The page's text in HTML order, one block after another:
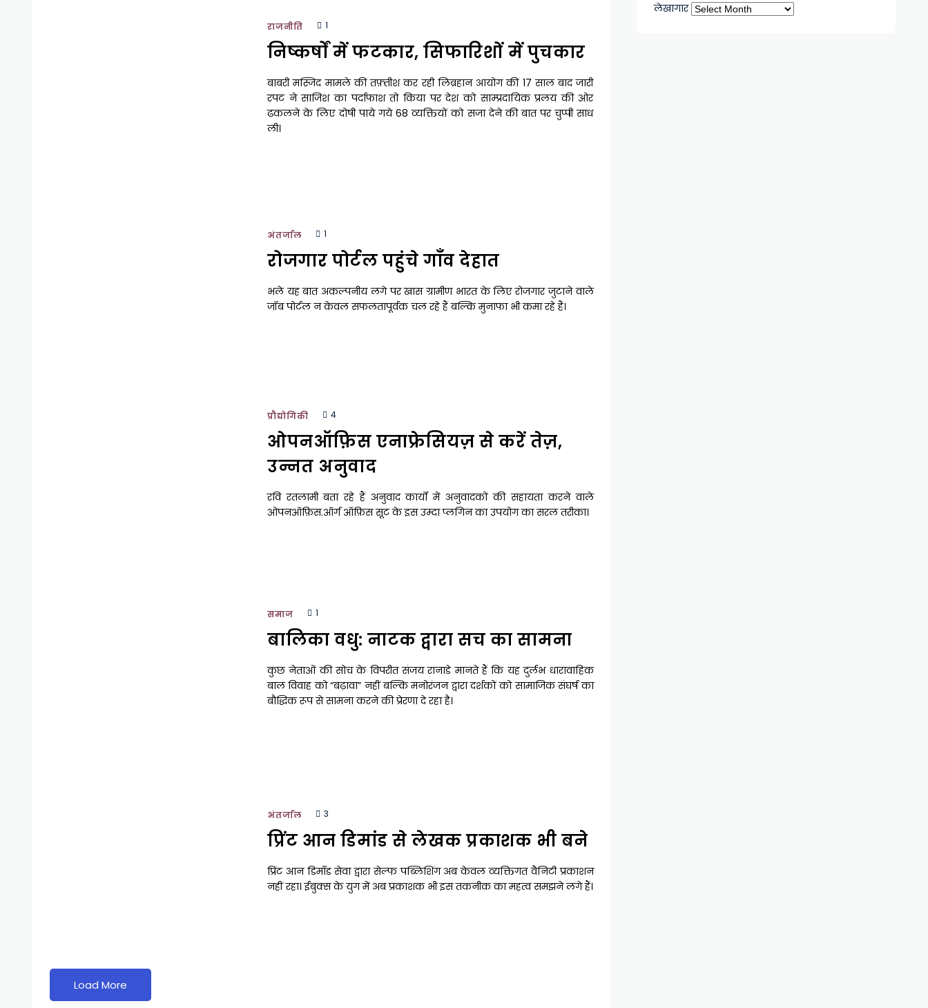
राजनीति 1
निष्कर्षों में फटकार, सिफारिशों में पुचकार
बाबरी मस्जिद मामले की तफ़्तीश कर रही लिब्रहान आयोग की 17 साल बाद जारी
रपट ने साजिश का पर्दाफाश तो किया पर देश को साम्प्रदायिक प्रलय की ओर
ढकलने के लिए दोषी पाये गये 68 व्यक्तियों को सजा देने की बात पर चुप्पी साध
ली।
अंतर्जाल 1
रोजगार पोर्टल पहुंचे गाँव देहात
भले यह बात अकल्पनीय लगे पर खास ग्रामीण भारत के लिए रोजगार जुटाने वाले
जॉब पोर्टल न केवल सफलतापूर्वक चल रहे हैं बल्कि मुनाफा भी कमा रहे हैं।
प्रौद्योगिकी 4
ओपनऑफ़िस एनाफ्रेसियज़ से करें तेज़,
उन्नत अनुवाद
रवि रतलामी बता रहे हैं अनुवाद कार्यों में अनुवादकों की सहायता करने वाले
ओपनऑफ़िस.ऑर्ग ऑफ़िस सूट के इस उम्दा प्लगिन का उपयोग का सरल तरीका।
समाज 1
बालिका वधु: नाटक द्वारा सच का सामना
कुछ नेताओं की सोच के विपरीत संजय रानाडे मानते हैं कि यह दुर्लभ धारावाहिक
बाल विवाह को “बढ़ावा” नहीं बल्कि मनोरंजन द्वारा दर्शकों को सामाजिक संघर्ष का
बौद्धिक रूप से सामना करने की प्रेरणा दे रहा है।
अंतर्जाल 3
प्रिंट आन डिमांड से लेखक प्रकाशक भी बने
प्रिंट आन डिमाँड सेवा द्वारा सेल्फ पब्लिशिंग अब केवल व्यक्तिगत वैनिटी प्रकाशन
नहीं रहा। ईबुक्स के युग में अब प्रकाशक भी इस तकनीक का महत्व समझने लगे हैं।
Load More
लेखागार